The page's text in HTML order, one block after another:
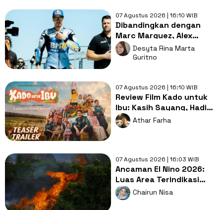
07 Agustus 2026 | 16:10 WIB
Dibandingkan dengan
Marc Marquez, Alex
Marquez Mengaku
Sempat Alami Tekanan
Desyta Rina Marta
Guritno
07 Agustus 2026 | 16:10 WIB
Review Film Kado untuk
Ibu: Kasih Sayang, Hadiah
Terbaik untuk Orang Tua
Athar Farha
07 Agustus 2026 | 16:03 WIB
Ancaman El Nino 2026:
Luas Area Terindikasi
Terbakar Capai Tiga Kali
Lipat Daratan Jakarta
Chairun Nisa